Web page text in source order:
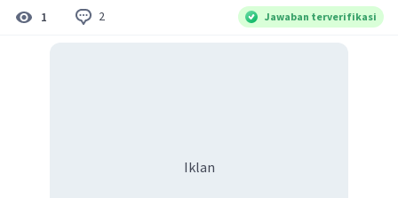
1 2 Jawaban terverifikasi
Iklan